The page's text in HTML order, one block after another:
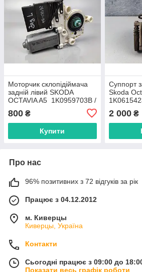
Моторчик склопідіймача
задній лівий SKODA
OCTAVIA A5 1K0959703B /
800 ₴
Купити
Суппорт
Skoda
2 000₴
Про нас
96% позитивних з 72 відгуків за рік
Працює з 04.12.2012
м. Киверцы
Киверцы, Україна
Контакти
Сьогодні працює з 09:00 до
Показати весь графік роботи